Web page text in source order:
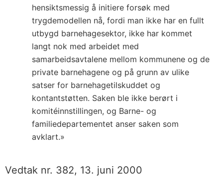
hensiktsmessig å initiere forsøk med
trygdemodellen nå, fordi man ikke har en fullt
utbygd barnehagesektor, ikke har kommet
langt nok med arbeidet med
samarbeidsavtalene mellom kommunene og de
private barnehagene og på grunn av ulike
satser for barnehagetilskuddet og
kontantstøtten. Saken ble ikke berørt i
komitéinnstillingen, og Barne- og
familiedepartementet anser saken som
avklart.»
Vedtak nr. 382, 13. juni 2000